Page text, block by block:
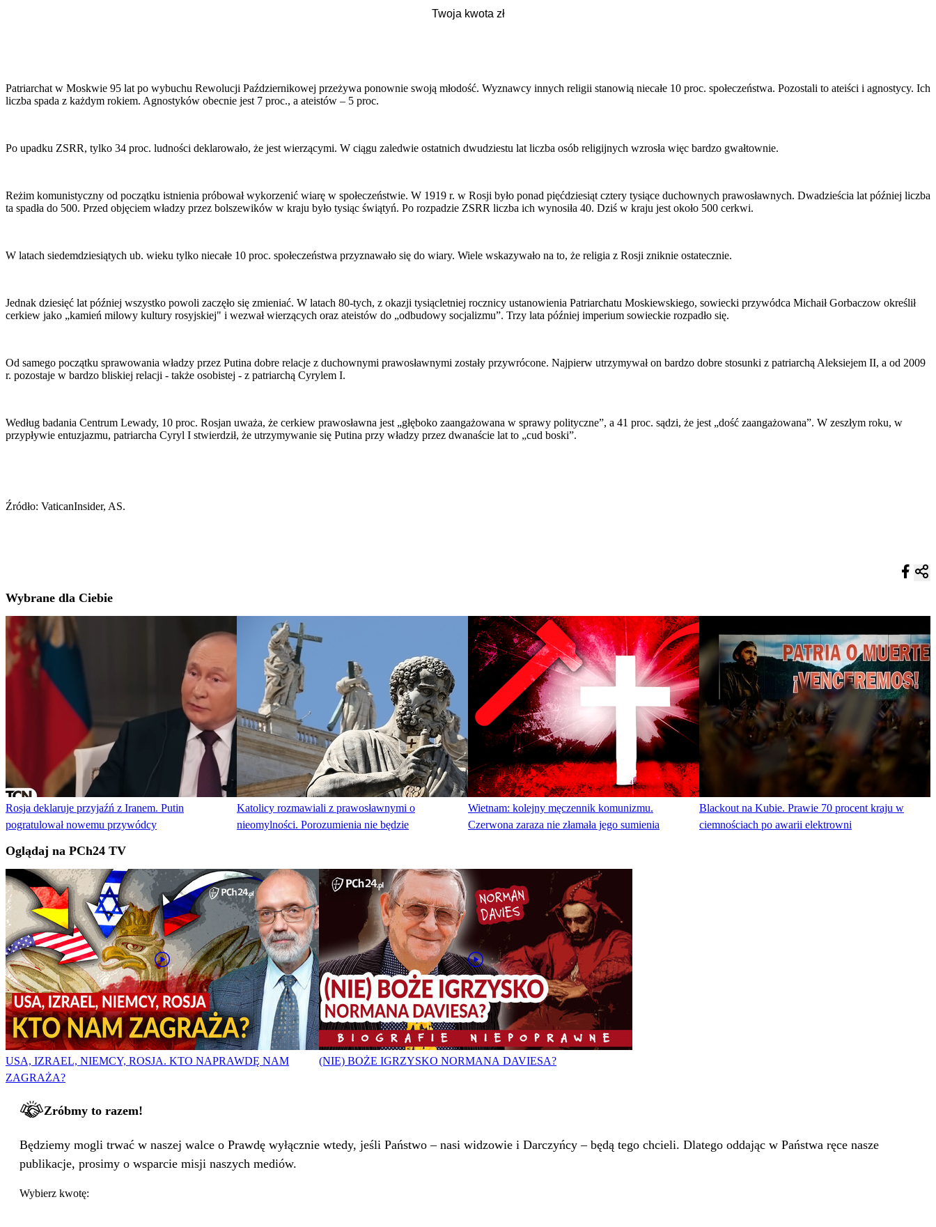
Patriarchat w Moskwie 95 lat po wybuchu Rewolucji Październikowej przeżywa ponownie swoją młodość. Wyznawcy innych religii stanowią niecałe 10 proc. społeczeństwa. Pozostali to ateiści i agnostycy. Ich
liczba spada z każdym rokiem. Agnostyków obecnie jest 7 proc., a ateistów – 5 proc.
Po upadku ZSRR, tylko 34 proc. ludności deklarowało, że jest wierzącymi. W ciągu zaledwie ostatnich dwudziestu lat liczba osób religijnych wzrosła więc bardzo gwałtownie.
Reżim komunistyczny od początku istnienia próbował wykorzenić wiarę w społeczeństwie. W 1919 r. w Rosji było ponad pięćdziesiąt cztery tysiące duchownych prawosławnych. Dwadzieścia lat później liczba
ta spadła do 500. Przed objęciem władzy przez bolszewików w kraju było tysiąc świątyń. Po rozpadzie ZSRR liczba ich wynosiła 40. Dziś w kraju jest około 500 cerkwi.
W latach siedemdziesiątych ub. wieku tylko niecałe 10 proc. społeczeństwa przyznawało się do wiary. Wiele wskazywało na to, że religia z Rosji zniknie ostatecznie.
Jednak dziesięć lat później wszystko powoli zaczęło się zmieniać. W latach 80-tych, z okazji tysiącletniej rocznicy ustanowienia Patriarchatu Moskiewskiego, sowiecki przywódca Michaił Gorbaczow określił
cerkiew jako „kamień milowy kultury rosyjskiej" i wezwał wierzących oraz ateistów do „odbudowy socjalizmu”. Trzy lata później imperium sowieckie rozpadło się.
Od samego początku sprawowania władzy przez Putina dobre relacje z duchownymi prawosławnymi zostały przywrócone. Najpierw utrzymywał on bardzo dobre stosunki z patriarchą Aleksiejem II, a od 2009
r. pozostaje w bardzo bliskiej relacji - także osobistej - z patriarchą Cyrylem I.
Według badania Centrum Lewady, 10 proc. Rosjan uważa, że cerkiew prawosławna jest „głęboko zaangażowana w sprawy polityczne”, a 41 proc. sądzi, że jest „dość zaangażowana”. W zeszłym roku, w
przypływie entuzjazmu, patriarcha Cyryl I stwierdził, że utrzymywanie się Putina przy władzy przez dwanaście lat to „cud boski”.
Źródło: VaticanInsider, AS.
Wybrane dla Ciebie
Rosja deklaruje przyjaźń z Iranem. Putin
pogratulował nowemu przywódcy
Katolicy rozmawiali z prawosławnymi o
nieomylności. Porozumienia nie będzie
Wietnam: kolejny męczennik komunizmu.
Czerwona zaraza nie złamała jego sumienia
Blackout na Kubie. Prawie 70 procent kraju w
ciemnościach po awarii elektrowni
Oglądaj na PCh24 TV
USA, IZRAEL, NIEMCY, ROSJA. KTO NAPRAWDĘ NAM
ZAGRAŻA?
(NIE) BOŻE IGRZYSKO NORMANA DAVIESA?
Zróbmy to razem!
Będziemy mogli trwać w naszej walce o Prawdę wyłącznie wtedy, jeśli Państwo – nasi widzowie i Darczyńcy – będą tego chcieli. Dlatego oddając w Państwa ręce nasze
publikacje, prosimy o wsparcie misji naszych mediów.
Wybierz kwotę: